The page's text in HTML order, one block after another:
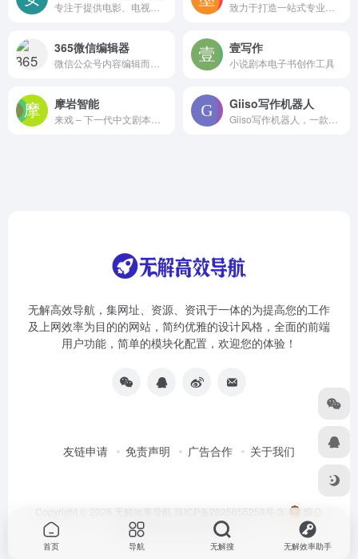
365微信编辑器 壹写作
小说剧本电子书创作工具
摩岩智能 Giiso写作机器人
无解高效导航，集网址、资源、资讯于一体的为提高您的工作
及上网效率为目的的网站，简约优雅的设计风格，全面的前端
用户功能，简单的模块化配置，欢迎您的体验！
友链申请 免责声明 广告合作 关于我们
Copyright © 2026 无解效率导航 琼ICP备2025055258号-3
琼公
网安备46010002000981号
首页 导航 无解搜 无解效率助手